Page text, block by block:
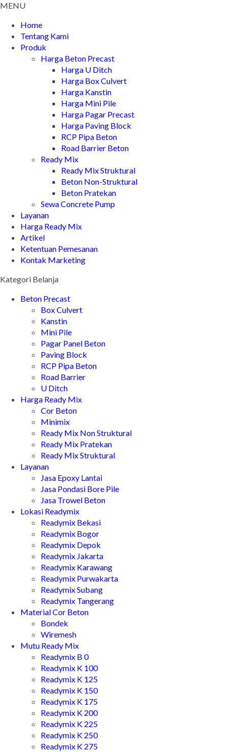
MENU
Home
Tentang Kami
Produk
Harga Beton Precast
Harga U Ditch
Harga Box Culvert
Harga Kanstin
Harga Mini Pile
Harga Pagar Precast
Harga Paving Block
RCP Pipa Beton
Road Barrier Beton
Ready Mix
Ready Mix Struktural
Beton Non-Struktural
Beton Pratekan
Sewa Concrete Pump
Layanan
Harga Ready Mix
Artikel
Ketentuan Pemesanan
Kontak Marketing
Kategori Belanja
Beton Precast
Box Culvert
Kanstin
Mini Pile
Pagar Panel Beton
Paving Block
RCP Pipa Beton
Road Barrier
U Ditch
Harga Ready Mix
Cor Beton
Minimix
Ready Mix Non Struktural
Ready Mix Pratekan
Ready Mix Struktural
Layanan
Jasa Epoxy Lantai
Jasa Pondasi Bore Pile
Jasa Trowel Beton
Lokasi Readymix
Readymix Bekasi
Readymix Bogor
Readymix Depok
Readymix Jakarta
Readymix Karawang
Readymix Purwakarta
Readymix Subang
Readymix Tangerang
Material Cor Beton
Bondek
Wiremesh
Mutu Ready Mix
Readymix B 0
Readymix K 100
Readymix K 125
Readymix K 150
Readymix K 175
Readymix K 200
Readymix K 225
Readymix K 250
Readymix K 275